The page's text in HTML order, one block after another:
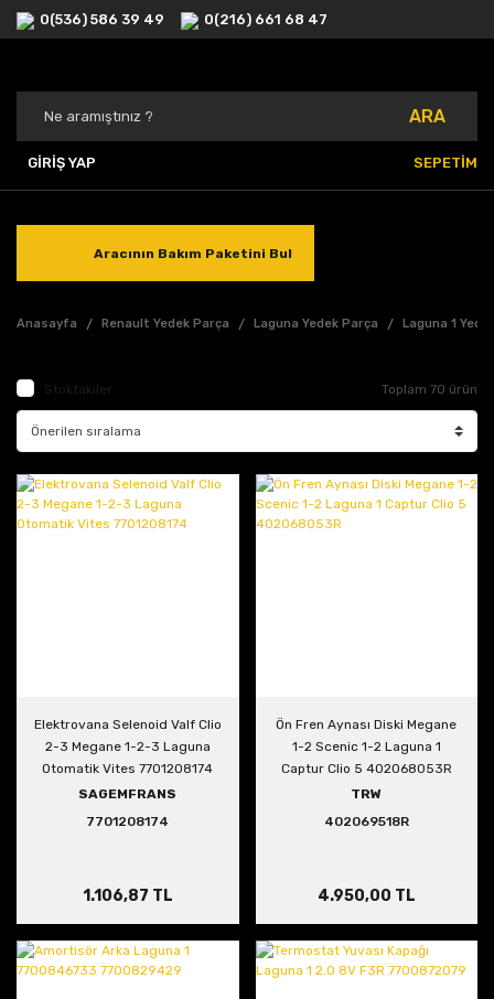
0(536) 586 39 49 0(216) 661 68 47
ARA
GİRİŞ YAP SEPETİM
Aracının Bakım Paketini Bul
Anasayfa Renault Yedek Parça Laguna Yedek Parça Laguna 1
Stoktakiler Toplam 70 ürün
Elektrovana Selenoid Valf Clio
2-3 Megane 1-2-3 Laguna
Otomatik Vites 7701208174
SAGEMFRANS
7701208174
1.106,87 TL
Ön Fren Aynası Diski Megane
1-2 Scenic 1-2 Laguna 1
Captur Clio 5 402068053R
TRW
402069518R
4.950,00 TL